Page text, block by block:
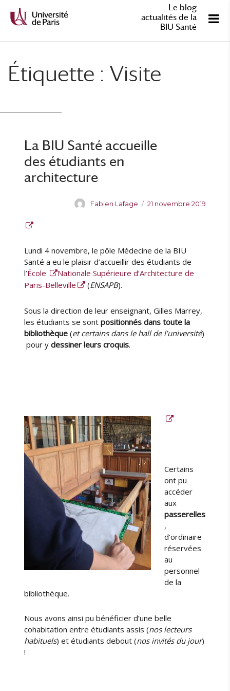
Le blog
actualités de la
BIU Santé
Étiquette : Visite
La BIU Santé accueille
des étudiants en
architecture
A
u
r
Fabien Lafage
P
e
21 novembre 2019
Lundi 4 novembre, le pôle Médecine de la BIU
Santé a eu le plaisir d’accueillir des étudiants de
l’École
Nationale Supérieure d’Architecture de
Paris-Belleville
(ENSAPB).
Sous la direction de leur enseignant, Gilles Marrey,
les étudiants se sontpositionnés dans toute la
bibliothèque (et certains dans le hall de l’université)
pour ydessiner leurs croquis.
Certains
ont pu
accéder
aux
passerelles
,
d’ordinaire
réservées
au
personnel
de la
bibliothèque.
Nous avons ainsi pu bénéficier d’une belle
cohabitation entre étudiants assis (nos lecteurs
habituels) et étudiants debout (nos invités du jour)
!